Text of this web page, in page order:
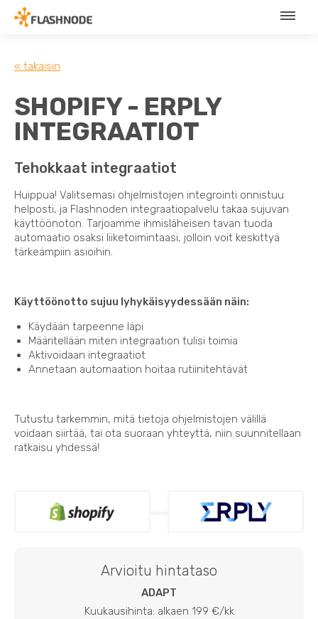
« takaisin
SHOPIFY - ERPLY
INTEGRAATIOT
Tehokkaat integraatiot
Huippua! Valitsemasi ohjelmistojen integrointi onnistuu
helposti, ja Flashnoden integraatiopalvelu takaa sujuvan
käyttöönoton. Tarjoamme ihmisläheisen tavan tuoda
automaatio osaksi liiketoimintaasi, jolloin voit keskittyä
tärkeämpiin asioihin.
Käyttöönotto sujuu lyhykäisyydessään näin:
Käydään tarpeenne läpi
Määritellään miten integraation tulisi toimia
Aktivoidaan integraatiot
Annetaan automaation hoitaa rutiinitehtävät
Tutustu tarkemmin, mitä tietoja ohjelmistojen välillä
voidaan siirtää, tai ota suoraan yhteyttä, niin suunnitellaan
ratkaisu yhdessä!
Arvioitu hintataso
ADAPT
Kuukausihinta: alkaen 199 €/kk